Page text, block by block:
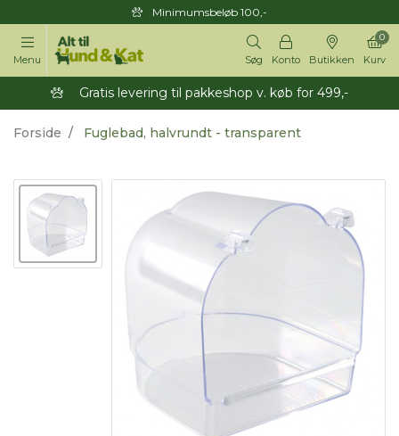
Minimumsbeløb 100,-
Menu Søg Konto Butikken Kurv
0
Gratis levering til pakkeshop v. køb for 499,-
Forside Fuglebad, halvrundt - transparent